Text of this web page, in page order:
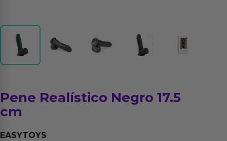
Pene Realístico Negro 17.5
cm
EASYTOYS